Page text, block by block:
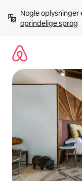
videre
Nogle
oprindelige sprog